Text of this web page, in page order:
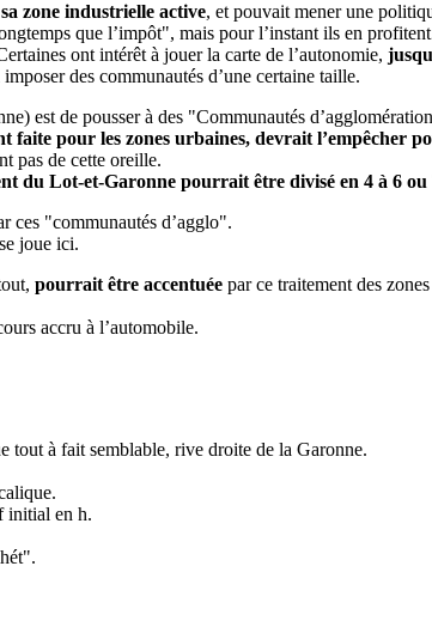
zone industrielle active, et pouvait mener une
que l’impôt", mais pour l’instant ils en
ont intérêt à jouer la carte de l’autonomie,
des communautés d’une certaine taille.
est de pousser à des "Communautés
faite pour les zones urbaines, devrait l’empêcher
pas de cette oreille.
du Lot-et-Garonne pourrait être divisé en 4 à 6 ou
ces "communautés d’agglo".
joue ici.
pourrait être accentuée par ce traitement des
accru à l’automobile.
tout à fait semblable, rive droite de la Garonne.
initial en h.